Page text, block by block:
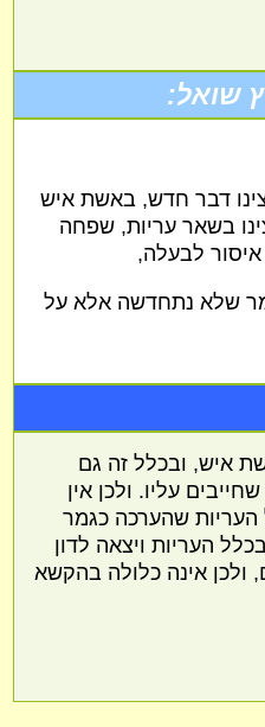
שואל:
דבר חדש, באשת איש
בשאר עריות, שפחה
לבעלה,
שלא נתחדשה אלא על
איש, ובכלל זה גם
עליו. ולכן אין
שהערכה כגמר
העריות ויצאה לדון
אינה כלולה בהקשא